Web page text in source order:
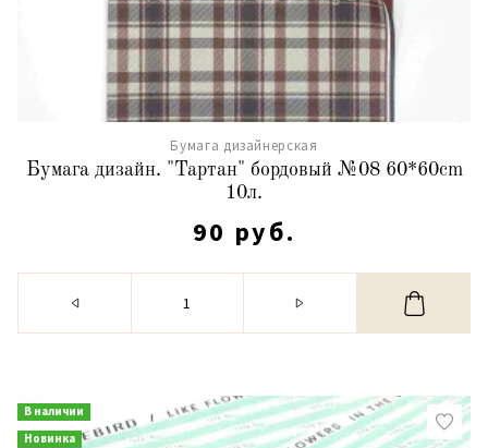
Бумага дизайнерская
Бумага дизайн. "Тартан" бордовый №08 60*60cm
10л.
90 руб.
В наличии
Новинка